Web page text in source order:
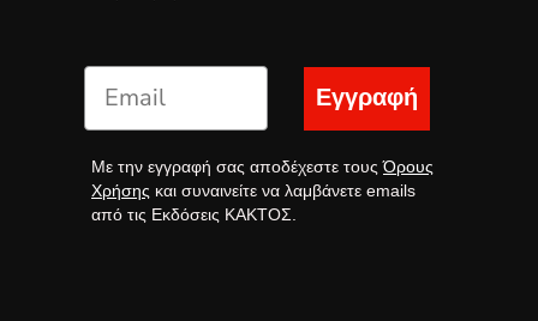
Εγγραφή
Με την εγγραφή σας αποδέχεστε τουςΌρους
Χρήσης και συναινείτε να λαμβάνετε emails
από τις Εκδόσεις ΚΑΚΤΟΣ.